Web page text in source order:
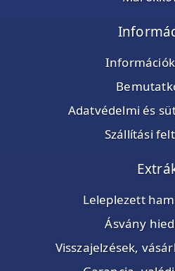
Adatvédelmi és
Szállítási
Leleplezett
Ásvány
Visszajelzések,